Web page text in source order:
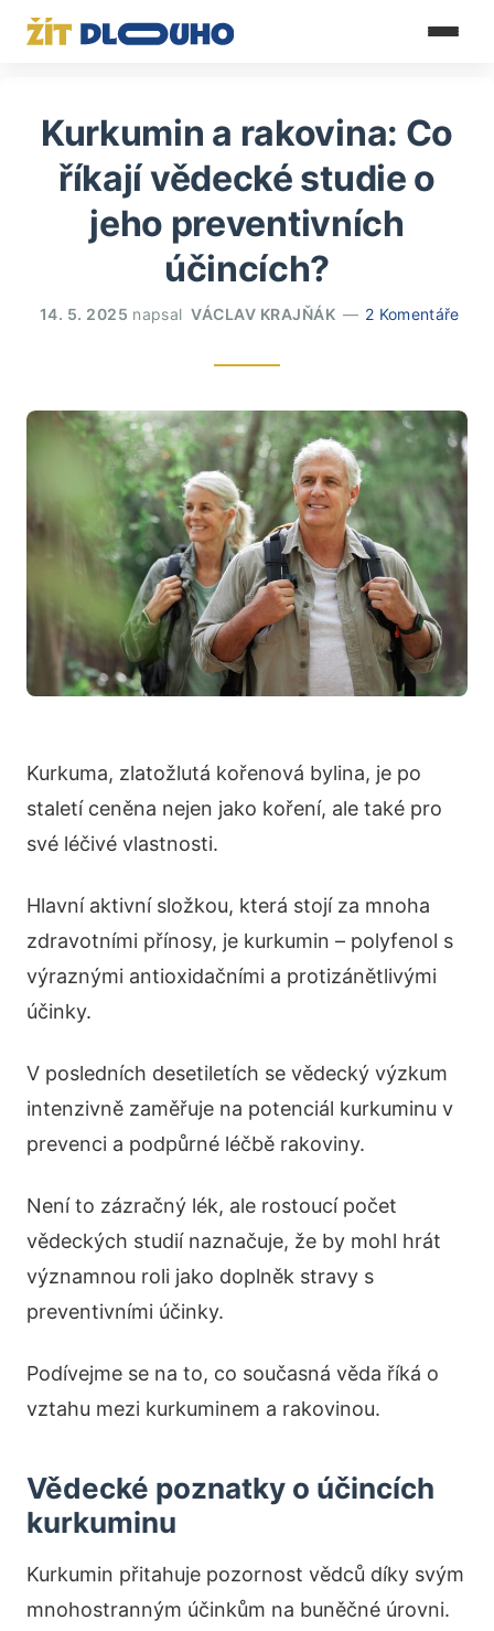
Kurkumin a rakovina: Co
říkají vědecké studie o
jeho preventivních
účincích?
14. 5. 2025 napsal VÁCLAV KRAJŇÁK 2 Komentáře
Kurkuma, zlatožlutá kořenová bylina, je po
staletí ceněna nejen jako koření, ale také pro
své léčivé vlastnosti.
Hlavní aktivní složkou, která stojí za mnoha
zdravotními přínosy, je kurkumin – polyfenol s
výraznými antioxidačními a protizánětlivými
účinky.
V posledních desetiletích se vědecký výzkum
intenzivně zaměřuje na potenciál kurkuminu v
prevenci a podpůrné léčbě rakoviny.
Není to zázračný lék, ale rostoucí počet
vědeckých studií naznačuje, že by mohl hrát
významnou roli jako doplněk stravy s
preventivními účinky.
Podívejme se na to, co současná věda říká o
vztahu mezi kurkuminem a rakovinou.
Vědecké poznatky o účincích
kurkuminu
Kurkumin přitahuje pozornost vědců díky svým
mnohostranným účinkům na buněčné úrovni.